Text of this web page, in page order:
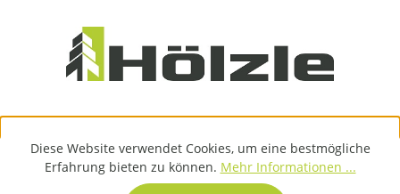
Diese Website verwendet Cookies, um eine bestmögliche
Erfahrung bieten zu können. Mehr Informationen ...